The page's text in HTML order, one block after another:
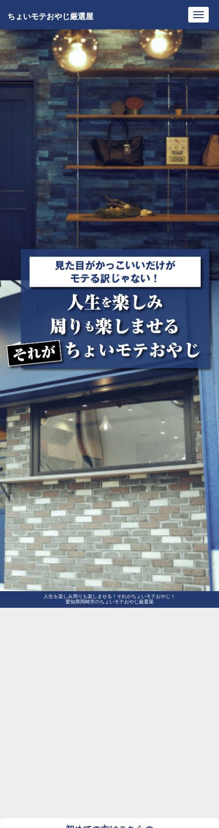
人生を楽しみ周りも楽しませる！それがちょいモテおやじ！
愛知県岡崎市のちょいモテおやじ厳選屋
ちょいモテおやじ厳選屋